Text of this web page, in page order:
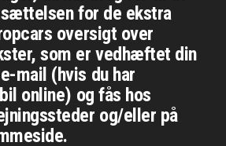
for de ekstra
oversigt over
som er vedhæftet din
mail (hvis du har
online) og fås hos
og/eller på